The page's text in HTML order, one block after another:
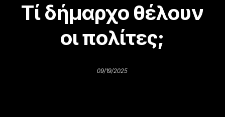
Τί δήμαρχο θέλουν
οι πολίτες;
09/19/2025